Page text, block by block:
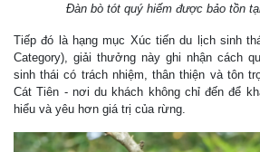
Đàn bò tót quý hiếm được bảo tồn
Tiếp đó là hạng mục Xúc tiến du lịch sinh
Category), giải thưởng này ghi nhận cách
sinh thái có trách nhiệm, thân thiện và tôn
Cát Tiên - nơi du khách không chỉ đến để
hiểu và yêu hơn giá trị của rừng.